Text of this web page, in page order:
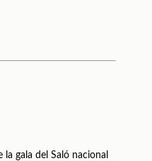
gala del Saló nacional